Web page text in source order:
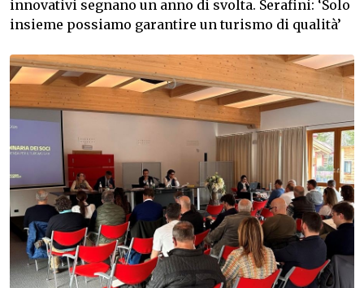
innovativi segnano un anno di svolta. Serafini: ‘Solo
insieme possiamo garantire un turismo di qualità’